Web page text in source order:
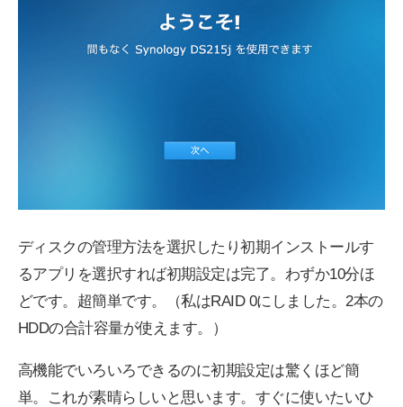
ディスクの管理方法を選択したり初期インストールす
るアプリを選択すれば初期設定は完了。わずか10分ほ
どです。超簡単です。（私はRAID 0にしました。2本の
HDDの合計容量が使えます。）
高機能でいろいろできるのに初期設定は驚くほど簡
単。これが素晴らしいと思います。すぐに使いたいひ